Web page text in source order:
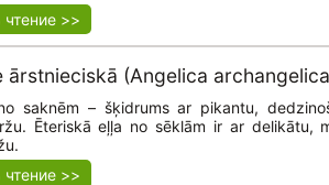
>>
ārstnieciskā (Angelica
saknēm – šķidrums ar pikantu,
Ēteriskā eļļa no sēklām ir ar delikātu,
>>